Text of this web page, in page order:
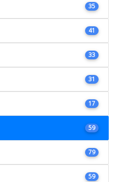
35
41
33
31
17
59
79
59